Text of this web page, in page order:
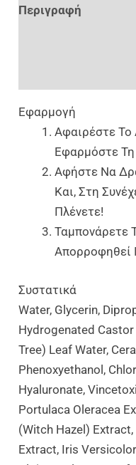
Περιγραφή
Εφαρμογή
Αφαιρέστε Το
Εφαρμόστε
Αφήστε Να
Και, Στη
Πλένετε!
Ταμπονάρετε
Απορροφηθεί
Συστατικά
Water, Glycerin,
Hydrogenated
Tree) Leaf Water,
Phenoxyethanol,
Hyaluronate,
Portulaca Oleracea
(Witch Hazel)
Extract, Iris